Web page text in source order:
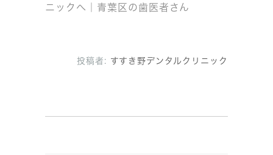
ニックへ｜青葉区の歯医者さん
投稿者: すすき野デンタルクリニック